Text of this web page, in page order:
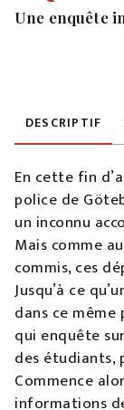
Une enquête
DESCRIPTIF
En cette fin
police de
un inconnu
Mais comme
commis, ces
Jusqu’à ce
dans ce même
qui enquête
des étudiants,
Commence
informations